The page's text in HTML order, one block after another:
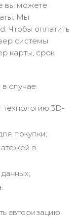
вы можете
Мы
Чтобы оплатить
системы
карты, срок
случае:
3D-
покупки;
в
авторизацию